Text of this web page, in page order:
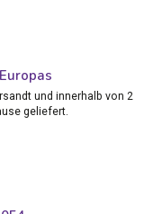
und innerhalb von 2
geliefert.